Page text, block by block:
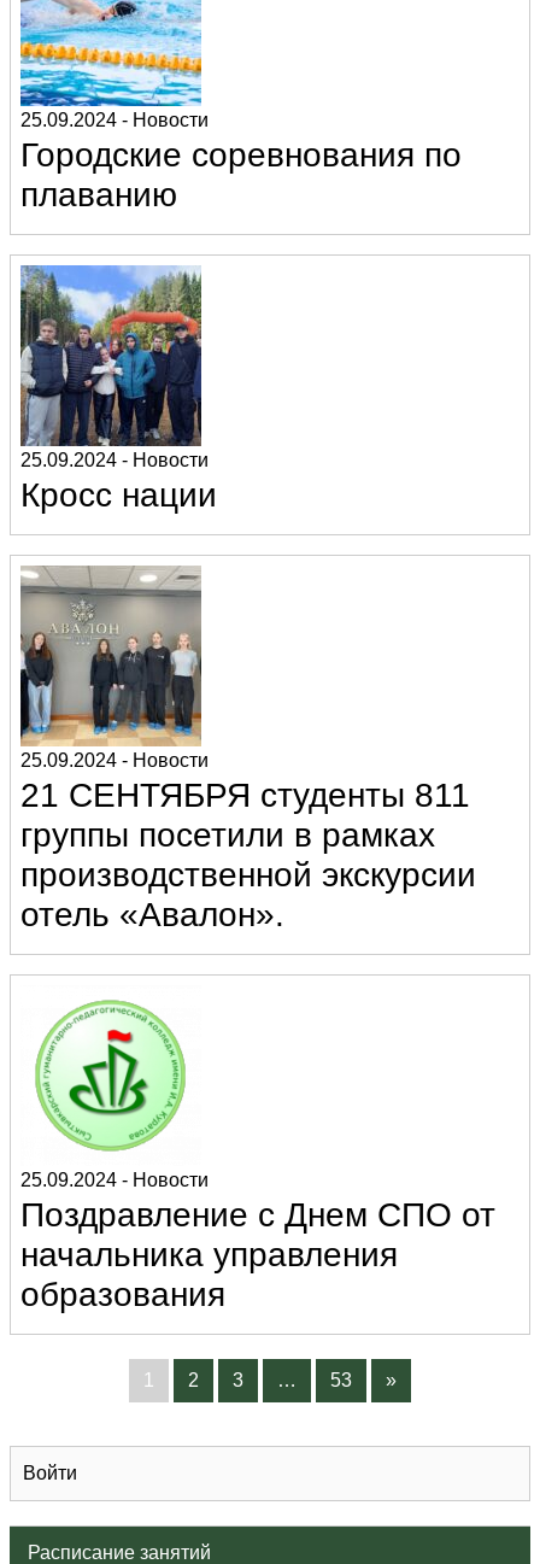
Войти
Расписание занятий
25.09.2024 - Новости
Городские соревнования по
плаванию
25.09.2024 - Новости
Кросс нации
25.09.2024 - Новости
21 СЕНТЯБРЯ студенты 811
группы посетили в рамках
производственной экскурсии
отель «Авалон».
25.09.2024 - Новости
Поздравление с Днем СПО от
начальника управления
образования
1 2 3 … 53 »